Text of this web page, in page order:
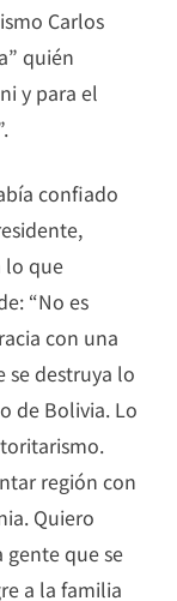
Carlos
quién
y para el
confiado
lo que
“No es
con una
se destruya lo
de Bolivia. Lo
región con
Quiero
gente que se
a la familia